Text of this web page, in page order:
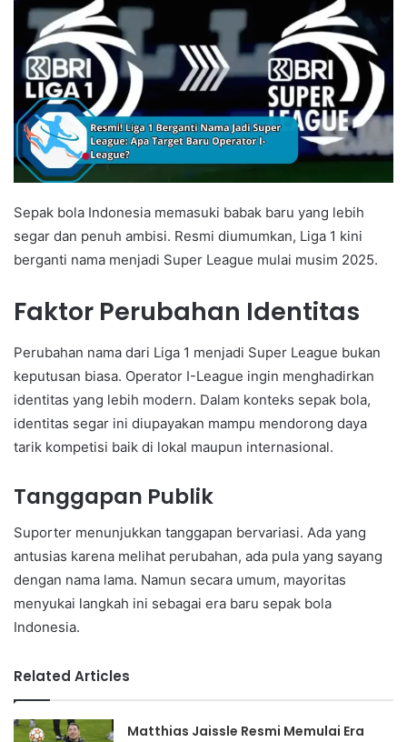
Sepak bola Indonesia memasuki babak baru yang lebih
segar dan penuh ambisi. Resmi diumumkan, Liga 1 kini
berganti nama menjadi Super League mulai musim 2025.
Faktor Perubahan Identitas
Perubahan nama dari Liga 1 menjadi Super League bukan
keputusan biasa. Operator I-League ingin menghadirkan
identitas yang lebih modern. Dalam konteks sepak bola,
identitas segar ini diupayakan mampu mendorong daya
tarik kompetisi baik di lokal maupun internasional.
Tanggapan Publik
Suporter menunjukkan tanggapan bervariasi. Ada yang
antusias karena melihat perubahan, ada pula yang sayang
dengan nama lama. Namun secara umum, mayoritas
menyukai langkah ini sebagai era baru sepak bola
Indonesia.
Related Articles
Matthias Jaissle Resmi Memulai Era